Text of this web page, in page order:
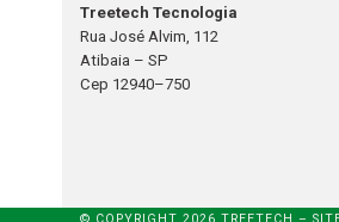
Treetech Tecnologia
Rua José Alvim, 112
Atibaia – SP
Cep 12940–750